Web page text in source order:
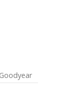
Goodyear